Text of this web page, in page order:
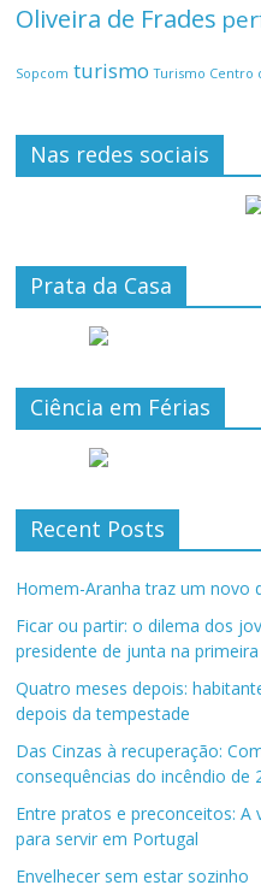
Oliveira de Frades
Sopcom turismo Turismo Centro
Nas redes sociais
Prata da Casa
Ciência em Férias
Recent Posts
Homem-Aranha traz um novo
Ficar ou partir: o dilema dos
presidente de junta na
Quatro meses depois:
depois da tempestade
Das Cinzas à recuperação:
consequências do incêndio de
Entre pratos e preconceitos: A
para servir em Portugal
Envelhecer sem estar sozinho